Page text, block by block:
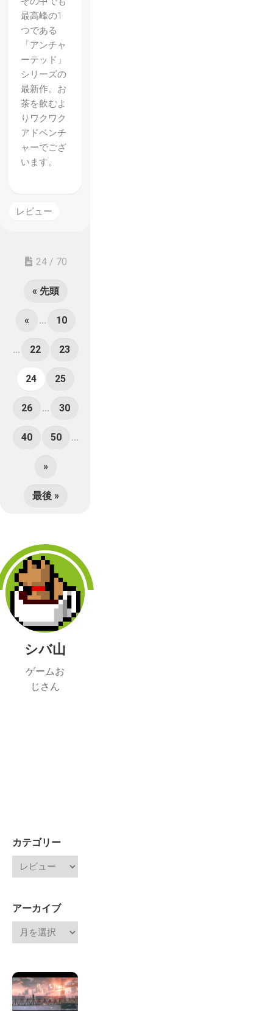
最高峰の1
つである
「アンチャ
ーテッド」
シリーズの
最新作。お
茶を飲むよ
りワクワク
アドベンチ
ャーでござ
います。
レビュー
24 / 70
« 先頭
« ... 10
... 22 23
24 25
26 ... 30
40 50 ...
»
最後 »
シバ山
ゲームお
じさん
カテゴリー
アーカイブ